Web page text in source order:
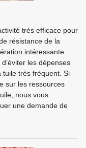
très efficace pour
résistance de la
intéressante
les dépenses
tuile très fréquent. Si
sur les ressources
nous vous
une demande de